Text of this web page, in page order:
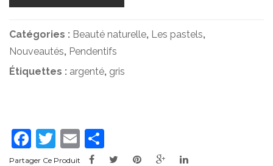
Catégories : Beauté naturelle, Les pastels,
Nouveautés, Pendentifs
Étiquettes : argenté, gris
Facebook
Twitter
Email
Partager Ce Produit